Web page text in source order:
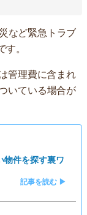
など緊急トラブ
。
管理費に含まれ
いている場合が
物件を探す裏ワ
記事を読む ▶